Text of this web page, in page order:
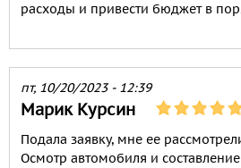
расходы и привести бюджет в
пт, 10/20/2023 - 12:39
Марик Курсин
Подала заявку, мне ее
Осмотр автомобиля и